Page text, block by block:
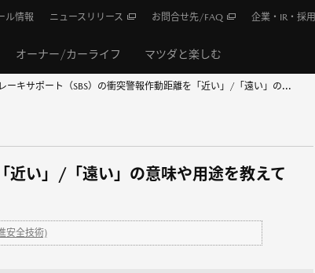
オーナー/カーライフ マツダと楽しむ
ル情報 ニュースリリース お問合せ先/FAQ 企業・IR・採用
ーキサポート（SBS）の衝突警報作動距離を「近い」/「遠い」の...
近い」/「遠い」の意味や用途を教えて
安全技術)